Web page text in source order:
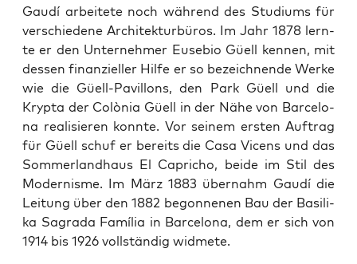
Gau­dí arbei­te­te noch wäh­rend des Stu­di­ums für
ver­schie­de­ne Archi­tek­tur­bü­ros. Im Jahr 1878 lern­
te er den Unter­neh­mer Euse­bio Güell ken­nen, mit
des­sen finan­zi­el­ler Hil­fe er so bezeich­nen­de Wer­ke
wie die Güell-Pavil­lons, den Park Güell und die
Kryp­ta der Colò­nia Güell in der Nähe von Bar­ce­lo­
na rea­li­sie­ren konn­te. Vor sei­nem ers­ten Auf­trag
für Güell schuf er bereits die Casa Vicens und das
Som­mer­land­haus El Capricho, bei­de im Stil des
Moder­nis­me. Im März 1883 über­nahm Gau­dí die
Lei­tung über den 1882 begon­ne­nen Bau der Basi­li­
ka Sagra­da Famí­lia in Bar­ce­lo­na, dem er sich von
1914 bis 1926 voll­stän­dig widmete.